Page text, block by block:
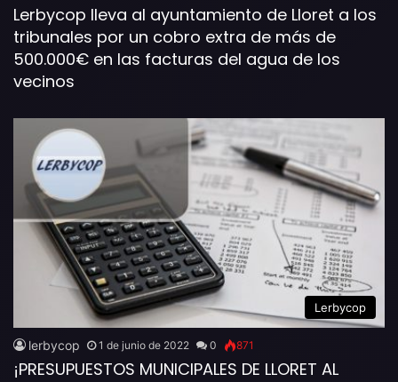
Lerbycop lleva al ayuntamiento de Lloret a los
tribunales por un cobro extra de más de
500.000€ en las facturas del agua de los
vecinos
Lerbycop
lerbycop 1 de junio de 2022 0 871
¡PRESUPUESTOS MUNICIPALES DE LLORET AL